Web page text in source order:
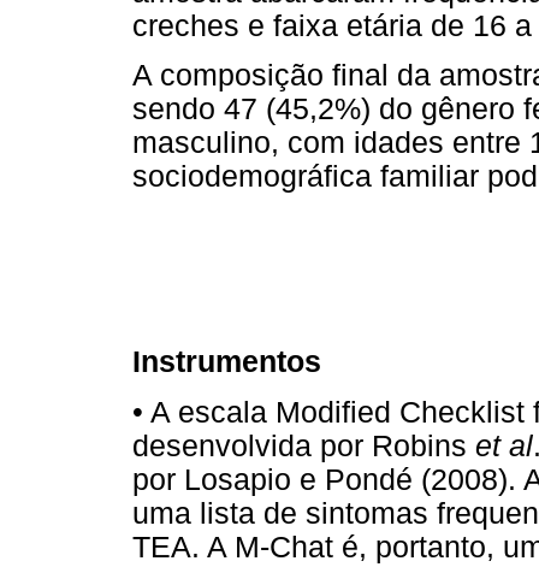
creches e faixa etária de 16
A composição final da
sendo 47 (45,2%) do gênero
masculino, com idades entre
sociodemográfica familiar
Instrumentos
• A escala Modified Checklist
desenvolvida por Robins et al
por Losapio e Pondé (2008).
uma lista de sintomas
TEA. A M-Chat é, portanto,